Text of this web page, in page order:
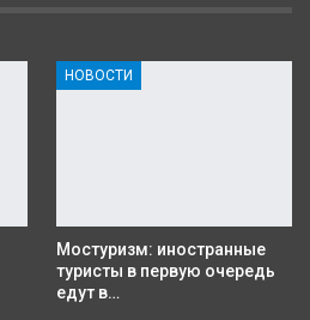
НОВОСТИ
Мостуризм: иностранные
туристы в первую очередь
едут в…